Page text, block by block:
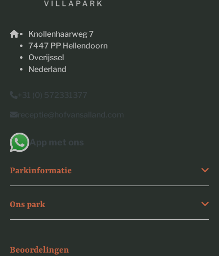
Knollenhaarweg 7
7447 PP Hellendoorn
Overijssel
Nederland
+31 (0) 572331377
receptie@hofvansalland.com
App met ons
Parkinformatie
Ons park
Beoordelingen